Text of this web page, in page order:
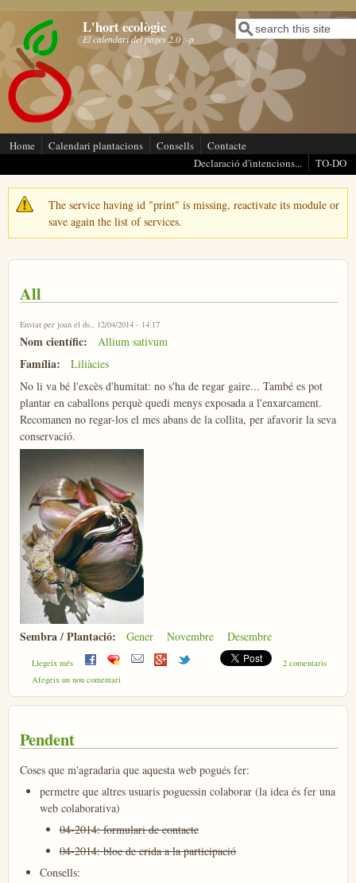
Vés al contingut L'hort ecològic
El calendari del pages 2.0 :-p Formulari de cerca
Cerca
Home Calendari plantacions Consells
Contacte
Declaració d'intencions...
TO-DO
Missatge d'avís
The service having id "print" is missing, reactivate its module or
save again the list of services.
All
Enviat per joan el ds., 12/04/2014 - 14:17
Nom científic: Allium sativum
Família:
Liliàcies
No li va bé l'excès d'humitat: no s'ha de regar gaire... També es pot
plantar en caballons perquè quedi menys exposada a l'enxarcament.
Recomanen no regar-los el mes abans de la collita, per afavorir la seva
conservació.
Sembra / Plantació: Gener Novembre Desembre
Llegeix més
sobre All
2 comentaris
Afegeix un nou comentari
Pendent
Coses que m'agradaria que aquesta web pogués fer:
permetre que altres usuaris poguessin colaborar (la idea és fer una
web colaborativa)
04-2014: formulari de contacte
04-2014: bloc de crida a la participació
​Consells: